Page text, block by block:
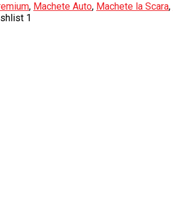
, Machete Auto, Machete la Scara,
1